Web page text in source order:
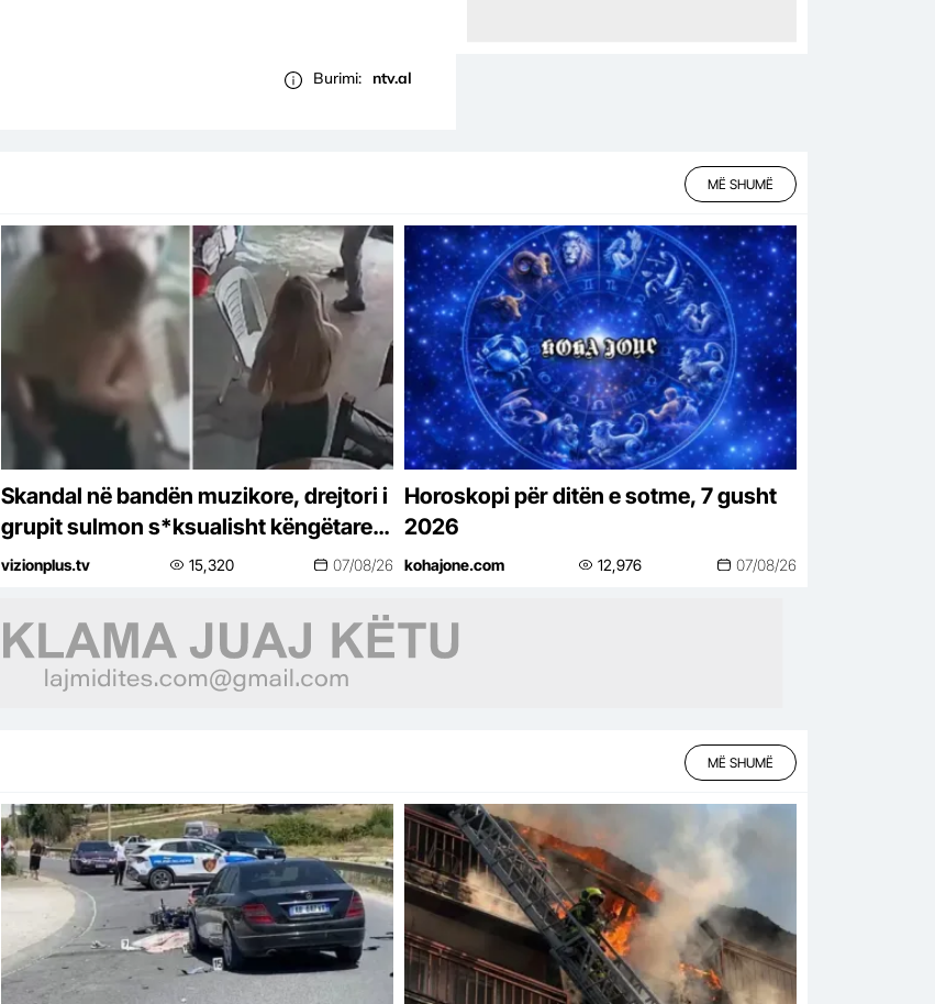
Burimi: ntv.al
MË SHUMË
Skandal në bandën muzikore, drejtori i
grupit sulmon s*ksualisht këngëtaren
e famshme, del VIDEO
vizionplus.tv 15,320 07/08/26
Horoskopi për ditën e sotme, 7 gusht
2026
kohajone.com 12,976 07/08/26
MË SHUMË